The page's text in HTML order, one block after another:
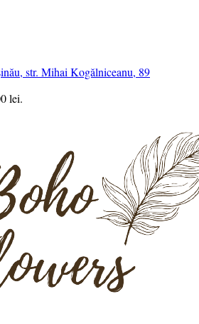
str. Mihai Kogălniceanu, 89
lei.